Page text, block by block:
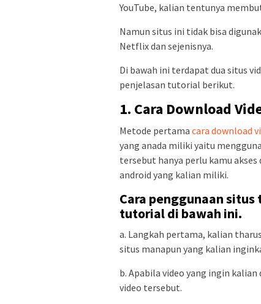
YouTube, kalian tentunya
Namun situs ini tidak bisa
Netflix dan sejenisnya.
Di bawah ini terdapat dua situs
penjelasan tutorial berikut.
1. Cara Download
Metode pertama cara download
yang anada miliki yaitu
tersebut hanya perlu kamu
android yang kalian miliki.
Cara penggunaan
tutorial di bawah ini.
a. Langkah pertama, kalian
situs manapun yang kalian
b. Apabila video yang ingin
video tersebut.